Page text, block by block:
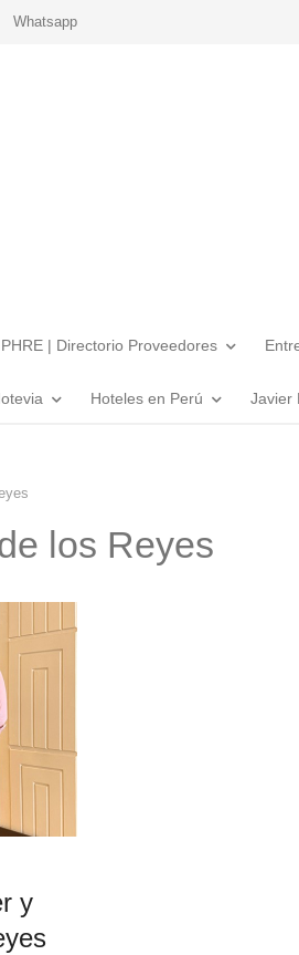
Whatsapp
PHRE | Directorio Proveedores
Hoteles en Perú Javier
los Reyes
y